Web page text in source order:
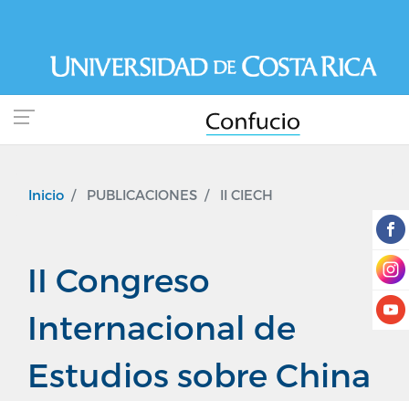
contenido
principal
Inicio PUBLICACIONES II CIECH
II Congreso
Internacional de
Estudios sobre China